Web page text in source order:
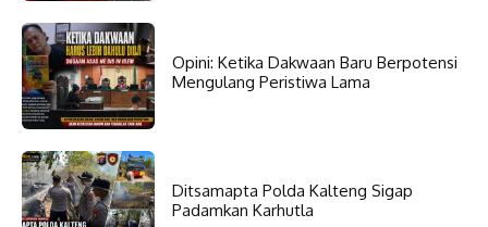
Opini: Ketika Dakwaan Baru Berpotensi
Mengulang Peristiwa Lama
Ditsamapta Polda Kalteng Sigap
Padamkan Karhutla